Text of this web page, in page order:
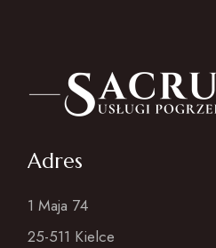
Adres
1 Maja 74
25-511 Kielce